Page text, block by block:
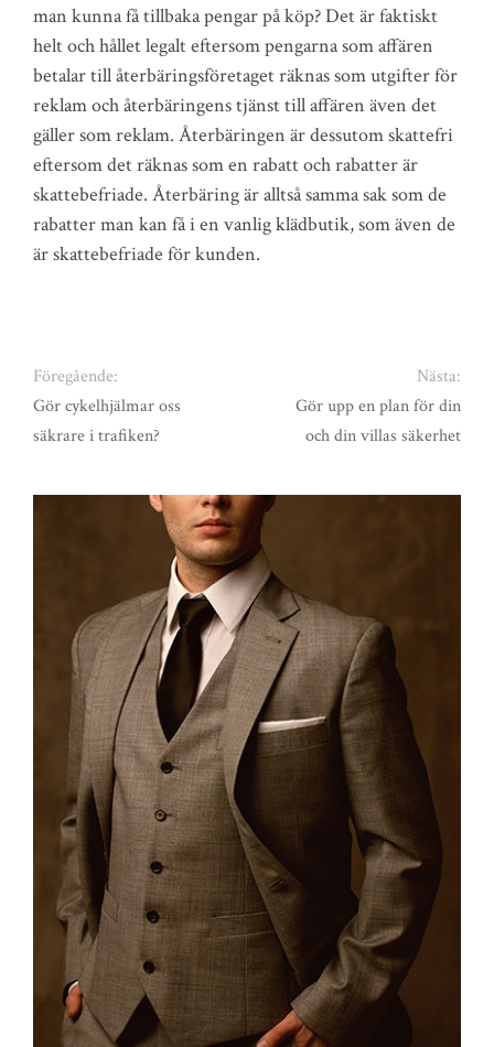
man kunna få tillbaka pengar på köp? Det är faktiskt
helt och hållet legalt eftersom pengarna som affären
betalar till återbäringsföretaget räknas som utgifter för
reklam och återbäringens tjänst till affären även det
gäller som reklam. Återbäringen är dessutom skattefri
eftersom det räknas som en rabatt och rabatter är
skattebefriade. Återbäring är alltså samma sak som de
rabatter man kan få i en vanlig klädbutik, som även de
är skattebefriade för kunden.
Föregående:
Gör cykelhjälmar oss
säkrare i trafiken?
Nästa:
Gör upp en plan för din
och din villas säkerhet